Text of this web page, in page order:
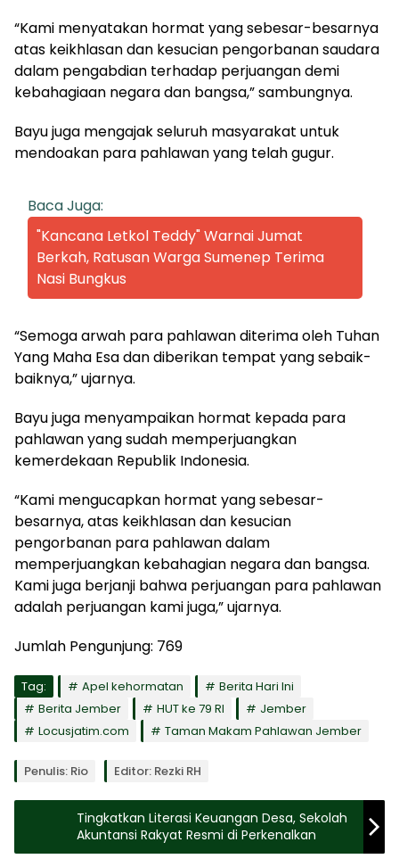
“Kami menyatakan hormat yang sebesar-besarnya
atas keikhlasan dan kesucian pengorbanan saudara
dalam pengabdian terhadap perjuangan demi
kebahagiaan negara dan bangsa,” sambungnya.
Bayu juga mengajak seluruh masyarakat untuk
mendoakan para pahlawan yang telah gugur.
Baca Juga:
"Kancana Letkol Teddy" Warnai Jumat
Berkah, Ratusan Warga Sumenep Terima
Nasi Bungkus
“Semoga arwah para pahlawan diterima oleh Tuhan
Yang Maha Esa dan diberikan tempat yang sebaik-
baiknya,” ujarnya.
Bayu juga menyampaikan hormat kepada para
pahlawan yang sudah memperjuangkan
kemerdekaan Republik Indonesia.
“Kami mengucapkan hormat yang sebesar-
besarnya, atas keikhlasan dan kesucian
pengorbanan para pahlawan dalam
memperjuangkan kebahagian negara dan bangsa.
Kami juga berjanji bahwa perjuangan para pahlawan
adalah perjuangan kami juga,” ujarnya.
Jumlah Pengunjung: 769
Tag: Apel kehormatan
Berita Hari Ini
Berita Jember
HUT ke 79 RI
Jember
Locusjatim.com
Taman Makam Pahlawan Jember
Penulis: Rio Editor: Rezki RH
Tingkatkan Literasi Keuangan Desa, Sekolah
Akuntansi Rakyat Resmi di Perkenalkan